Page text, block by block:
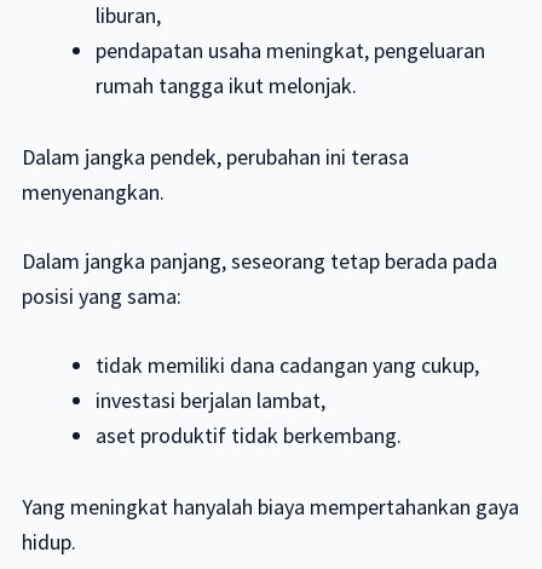
liburan,
pendapatan usaha meningkat, pengeluaran
rumah tangga ikut melonjak.
Dalam jangka pendek, perubahan ini terasa
menyenangkan.
Dalam jangka panjang, seseorang tetap berada pada
posisi yang sama:
tidak memiliki dana cadangan yang cukup,
investasi berjalan lambat,
aset produktif tidak berkembang.
Yang meningkat hanyalah biaya mempertahankan gaya
hidup.